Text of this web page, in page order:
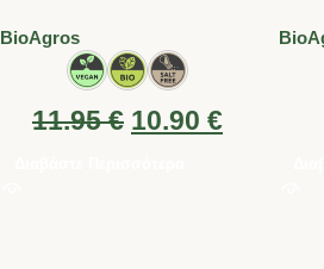
BioAgros
11.95€ 10.90 €